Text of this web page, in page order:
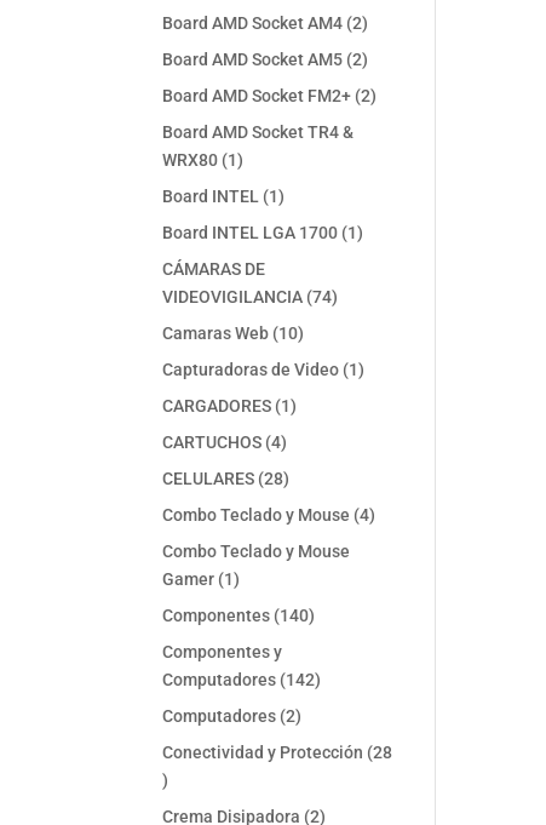
productos
Board AMD Socket AM4 22
productos
Board AMD Socket AM5 22
productos
Board AMD Socket FM2+ 22
Board AMD Socket TR4 &
WRX80 11
producto
Board INTEL 11
producto
Board INTEL LGA 1700 11
CÁMARAS DE
VIDEOVIGILANCIA 7474
Camaras Web 1010
productos
Capturadoras de Video 11
CARGADORES 11
CARTUCHOS 44
productos
CELULARES 2828
productos
Combo Teclado y Mouse 44
Combo Teclado y Mouse
Gamer 11
producto
Componentes 140140
Componentes y
Computadores 142142
Computadores 22
productos
Conectividad y Protección 28
28
productos
Crema Disipadora 22